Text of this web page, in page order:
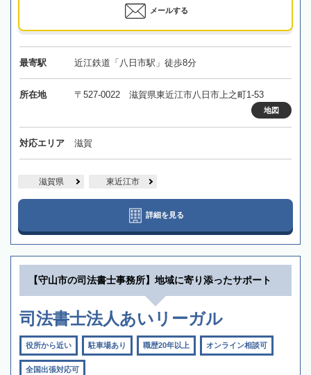
メールする
最寄駅 近江鉄道「八日市駅」徒歩8分
所在地 〒527-0022 滋賀県東近江市八日市上之町1-53
地図
対応エリア 滋賀
滋賀県 東近江市
詳細を見る
【守山市の司法書士事務所】地域に寄り添ったサポート
司法書士法人あいリーガル
役所から近い 駐車場あり 職歴20年以上 オンライン相談可
全国出張対応可